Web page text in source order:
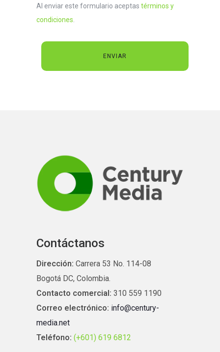
Al enviar este formulario aceptas términos y
condiciones
Contáctanos
Dirección: Carrera 53 No. 114-08
Bogotá DC, Colombia.
Contacto comercial: 310 559 1190
Correo electrónico: info@century-
media.net
Teléfono: (+601) 619 6812